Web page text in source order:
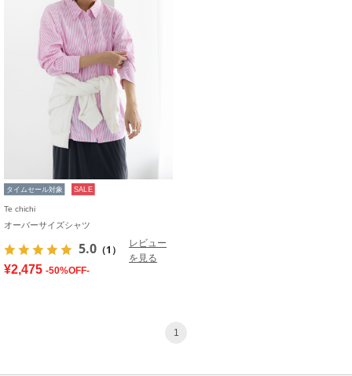
タイムセール対象 SALE
Te chichi
オーバーサイズシャツ
5.0 （1）
レビュー
を見る
¥2,475 -50%OFF-
1